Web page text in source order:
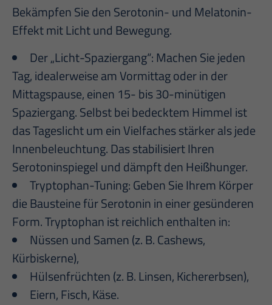
Bekämpfen Sie den Serotonin- und Melatonin-
Effekt mit Licht und Bewegung.
Der „Licht-Spaziergang“: Machen Sie jeden
Tag, idealerweise am Vormittag oder in der
Mittagspause, einen 15- bis 30-minütigen
Spaziergang. Selbst bei bedecktem Himmel ist
das Tageslicht um ein Vielfaches stärker als jede
Innenbeleuchtung. Das stabilisiert Ihren
Serotoninspiegel und dämpft den Heißhunger.
Tryptophan-Tuning: Geben Sie Ihrem Körper
die Bausteine für Serotonin in einer gesünderen
Form. Tryptophan ist reichlich enthalten in:
Nüssen und Samen (z. B. Cashews,
Kürbiskerne),
Hülsenfrüchten (z. B. Linsen, Kichererbsen),
Eiern, Fisch, Käse.